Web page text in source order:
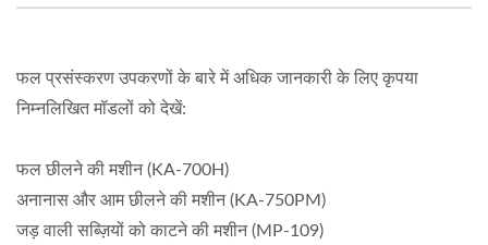
फल प्रसंस्करण उपकरणों के बारे में अधिक जानकारी के लिए कृपया
निम्नलिखित मॉडलों को देखें:
फल छीलने की मशीन (KA-700H)
अनानास और आम छीलने की मशीन (KA-750PM)
जड़ वाली सब्ज़ियों को काटने की मशीन (MP-109)